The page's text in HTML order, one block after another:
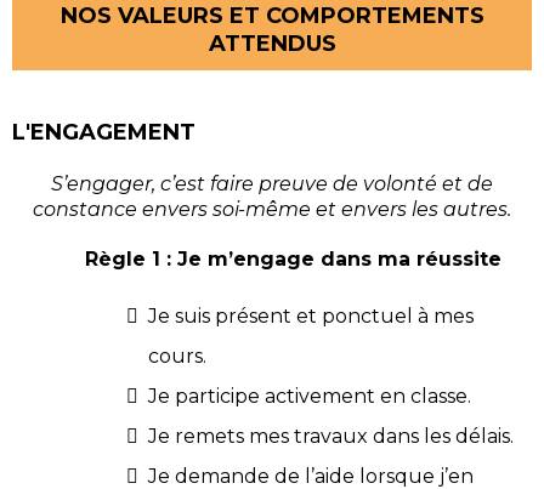
NOS VALEURS ET COMPORTEMENTS
ATTENDUS
L'ENGAGEMENT
S’engager, c’est faire preuve de volonté et de
constance envers soi-même et envers les autres.
Règle 1 : Je m’engage dans ma réussite
Je suis présent et ponctuel à mes
cours.
Je participe activement en classe.
Je remets mes travaux dans les délais.
Je demande de l’aide lorsque j’en